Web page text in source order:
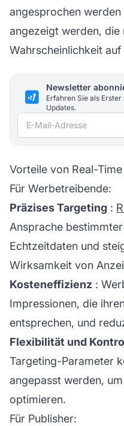
angesprochen
angezeigt werden, die
Wahrscheinlichkeit
Newsletter
Erfahren Sie als
Updates.
E-Mail-Adresse
Vorteile von Real-
Für Werbetreibende:
Präzises Targeting :
Ansprache
Echtzeitdaten und
Wirksamkeit von
Kosteneffizienz :
Impressionen, die
entsprechen, und
Flexibilität und
Targeting-Parameter
angepasst werden,
optimieren.
Für Publisher: